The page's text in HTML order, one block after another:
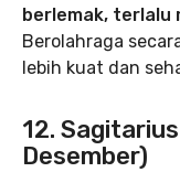
berlemak, terlalu
Berolahraga
lebih kuat dan
12.
Desember)